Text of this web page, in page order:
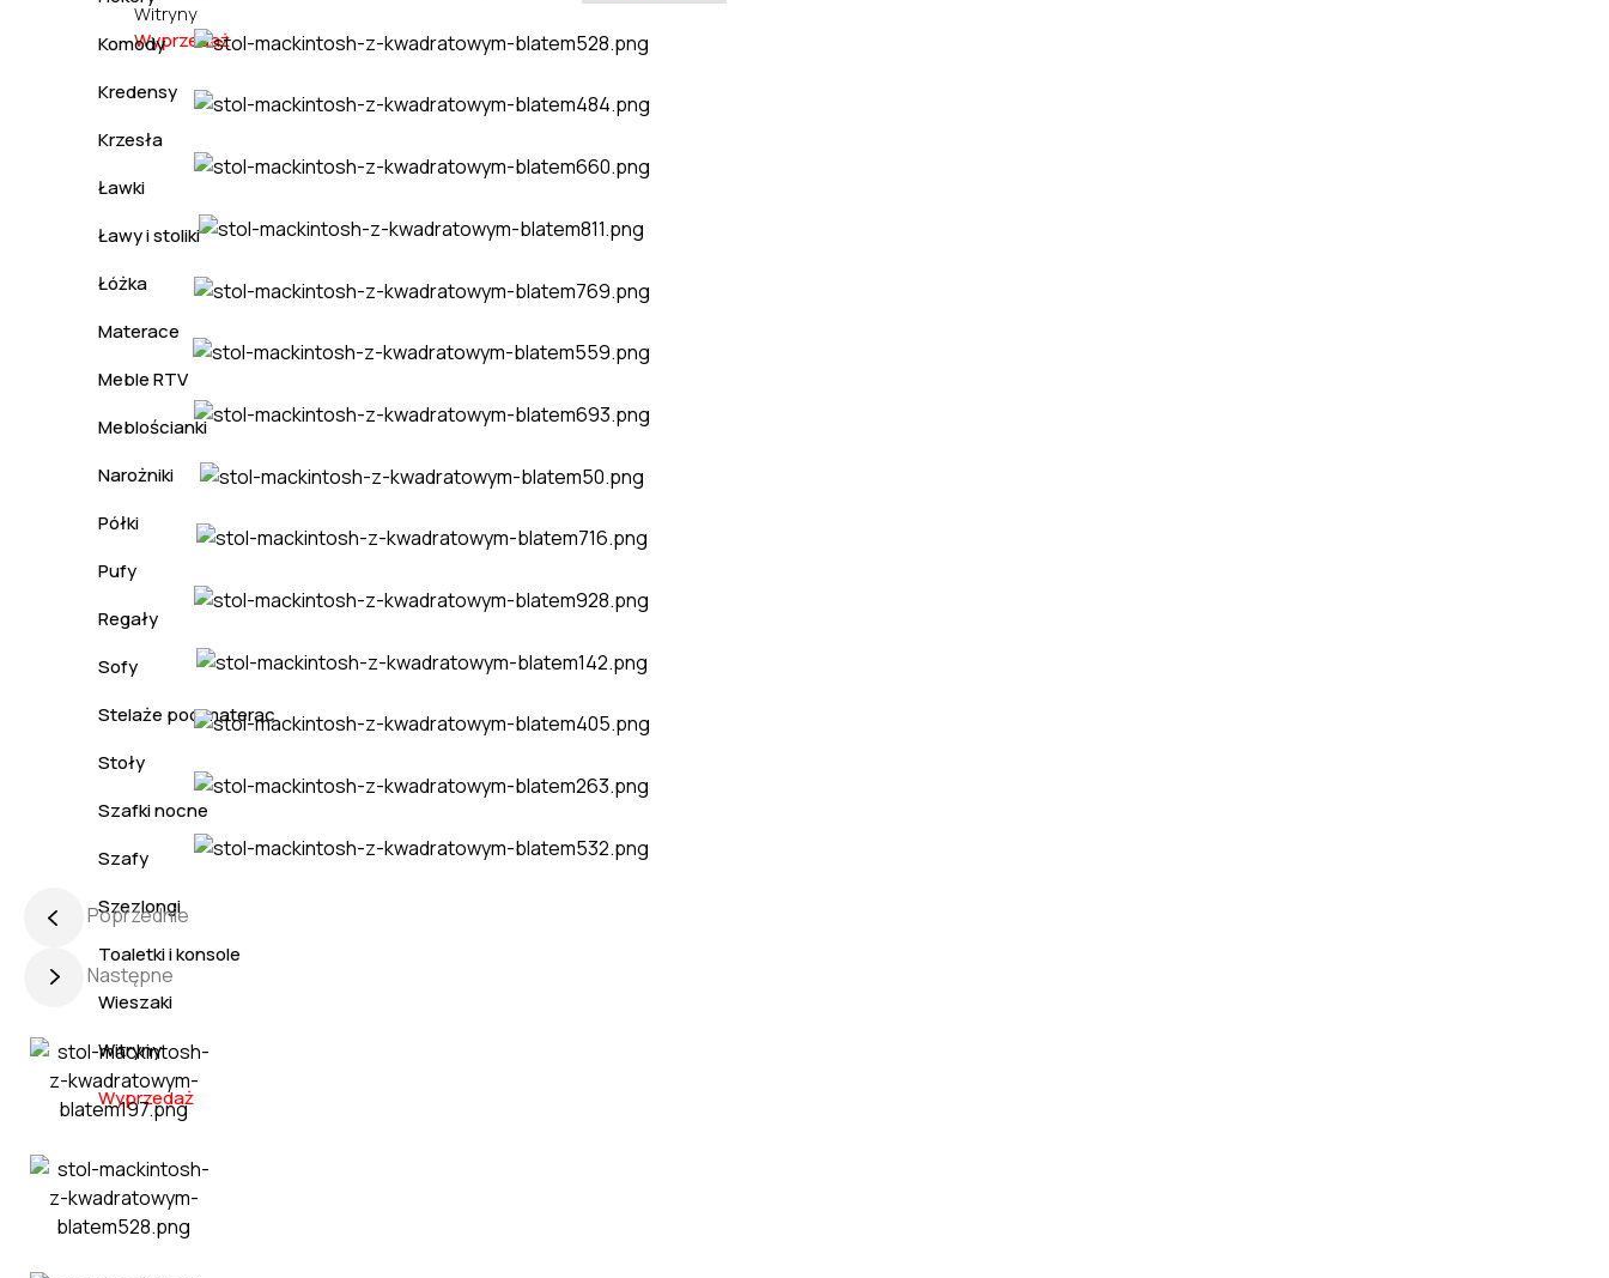
Witryny
Wyprzedaż
Komody
Kredensy
Krzesła
Ławki
Ławy i stoliki
Łóżka
Materace
Meble RTV
Meblościanki
Narożniki
Półki
Pufy
Regały
Sofy
Stelaże pod materac
Stoły
Szafki nocne
Szafy
Szezlongi
Toaletki i konsole
Wieszaki
Witryny
Wyprzedaż
Poprzednie
Następne